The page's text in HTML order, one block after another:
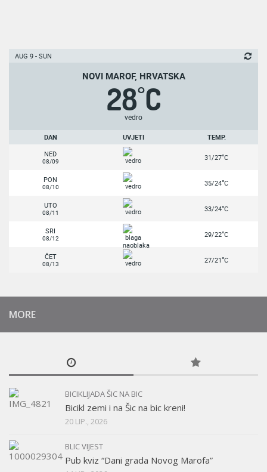
AUG 9 - SUN
NOVI MAROF, HRVATSKA
28°C
vedro
DAN UVJETI
TEMP.
NED
08/09 31/27°C
PON
08/10 35/24°C
UTO
08/11 33/24°C
SRI
08/12 29/22°C
ČET
08/13 27/21°C
MORE
BICIKLIJADA ŠIC NA BIC
Bicikl zemi i na Šic na bic kreni!
20 LIP., 2026
BLIC VIJEST
Pub kviz “Dani grada Novog Marofa”